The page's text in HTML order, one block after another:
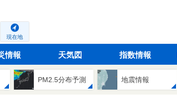
現在地
情報 天気図 指数情報
PM2.5分布予測 地震情報